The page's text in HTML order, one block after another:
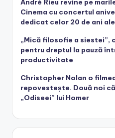
André Rieu revine pe
Cinema cu concertul
dedicat celor 20 de ani
„Mică filosofie a siestei”,
pentru dreptul la pauză
productivitate
Christopher Nolan o
repovestește. Două noi
„Odiseei” lui Homer